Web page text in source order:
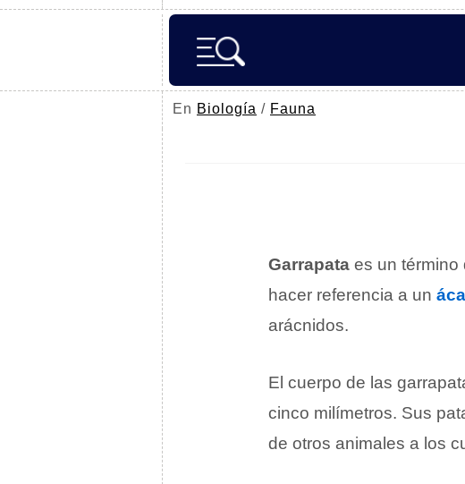
En Biología / Fauna
Garrapata es un término
hacer referencia a un
arácnidos.
El cuerpo de las
cinco milímetros. Sus
de otros animales a los